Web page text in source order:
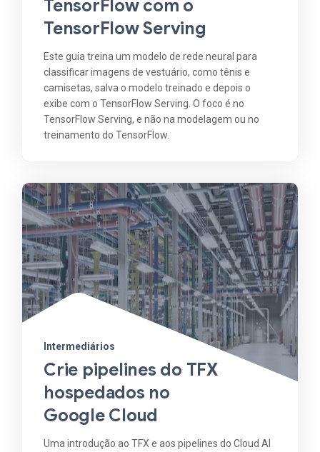
TensorFlow com o
TensorFlow Serving
Este guia treina um modelo de rede neural para
classificar imagens de vestuário, como tênis e
camisetas, salva o modelo treinado e depois o
exibe com o TensorFlow Serving. O foco é no
TensorFlow Serving, e não na modelagem ou no
treinamento do TensorFlow.
Intermediários
Crie pipelines do TFX
hospedados no
Google Cloud
Uma introdução ao TFX e aos pipelines do Cloud AI